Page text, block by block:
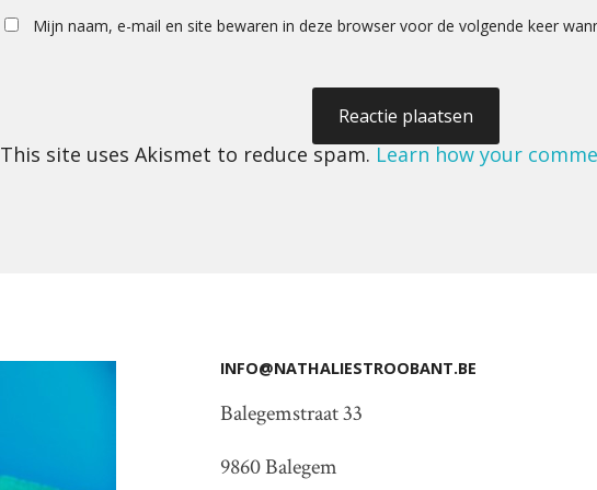
Mijn naam, e-mail en site bewaren in deze browser voor de volgende keer
This site uses Akismet to reduce spam. Learn how your
INFO@NATHALIESTROOBANT.BE
Balegemstraat 33
9860 Balegem